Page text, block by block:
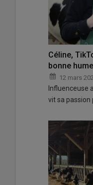
Céline,
bonne
12 mars
Influenceuse
vit sa passion